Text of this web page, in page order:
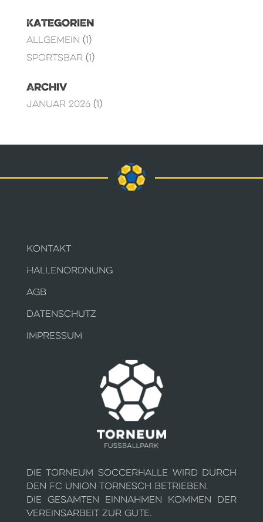
Kategorien
Allgemein (1)
Sportsbar(1)
Archiv
Januar 2026(1)
KONTAKT
HALLENORDNUNG
AGB
DATENSCHUTZ
IMPRESSUM
Die Torneum Soccerhalle wird durch
den FC Union Tornesch betrieben.
Die gesamten Einnahmen kommen der
Vereinsarbeit zur Gute.